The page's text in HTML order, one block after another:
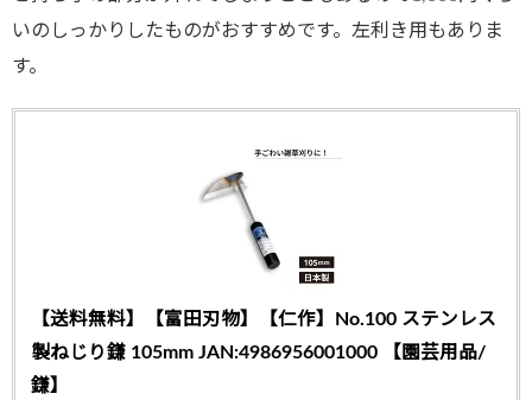
いのしっかりしたものがおすすめです。左利き用もありま
す。
【送料無料】【富田刃物】【仁作】No.100 ステンレス
製ねじり鎌 105mm JAN:4986956001000 【園芸用品/
鎌】